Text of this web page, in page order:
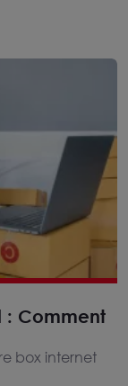
: Comment
box internet